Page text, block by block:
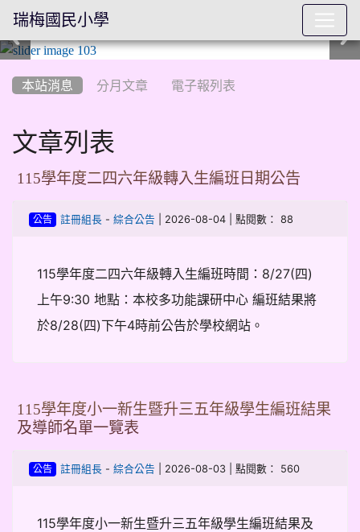
本站消息 分月文章 電子報列表
文章列表
115學年度二四六年級轉入生編班日期公告
公告 註冊組長- 綜合公告 | 2026-08-04 | 點閱數： 88
115學年度二四六年級轉入生編班時間：8/27(四)
上午9:30 地點：本校多功能課研中心 編班結果將
於8/28(四)下午4時前公告於學校網站。
115學年度小一新生暨升三五年級學生編班結果
及導師名單一覽表
公告 註冊組長- 綜合公告 | 2026-08-03 | 點閱數： 560
115學年度小一新生暨升三五年級學生編班結果及
瑞梅國民小學